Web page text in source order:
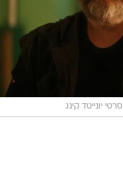
סרטי יונייטד קינג